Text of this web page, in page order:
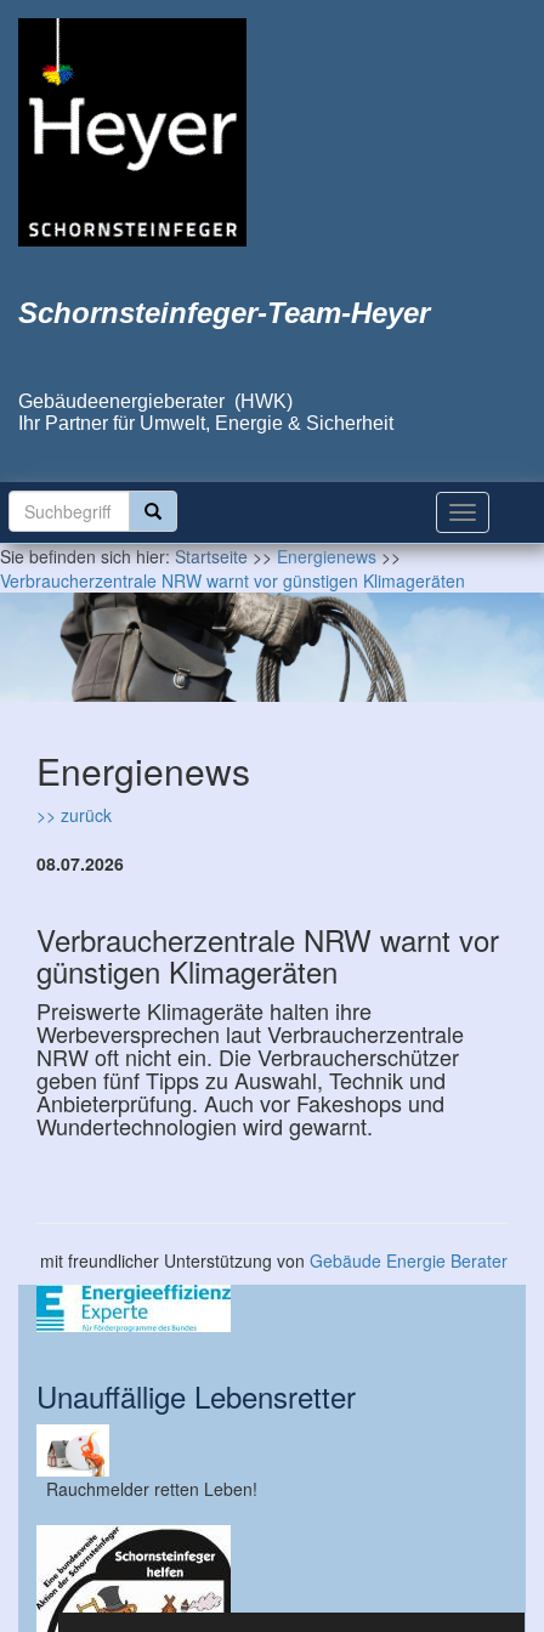
Schornsteinfeger-Team-Heyer
Gebäudeenergieberater (HWK)
Ihr Partner für Umwelt, Energie & Sicherheit
Sie befinden sich hier:Startseite>>Energienews>>
Verbraucherzentrale NRW warnt vor günstigen Klimageräten
Energienews
>> zurück
08.07.2026
Verbraucherzentrale NRW warnt vor
günstigen Klimageräten
Preiswerte Klimageräte halten ihre
Werbeversprechen laut Verbraucherzentrale
NRW oft nicht ein. Die Verbraucherschützer
geben fünf Tipps zu Auswahl, Technik und
Anbieterprüfung. Auch vor Fakeshops und
Wundertechnologien wird gewarnt.
mit freundlicher Unterstützung von Gebäude Energie Berater
Unauffällige Lebensretter
Rauchmelder retten Leben!